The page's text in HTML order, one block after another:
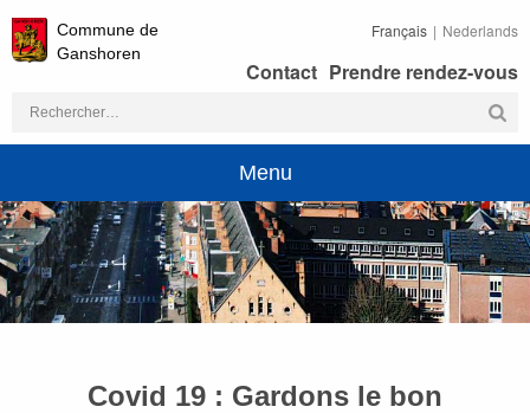
Commune de
Ganshoren
Français Nederlands
Prendre rendez-vous
Contact
Rechercher :
Menu
Covid 19 : Gardons le bon